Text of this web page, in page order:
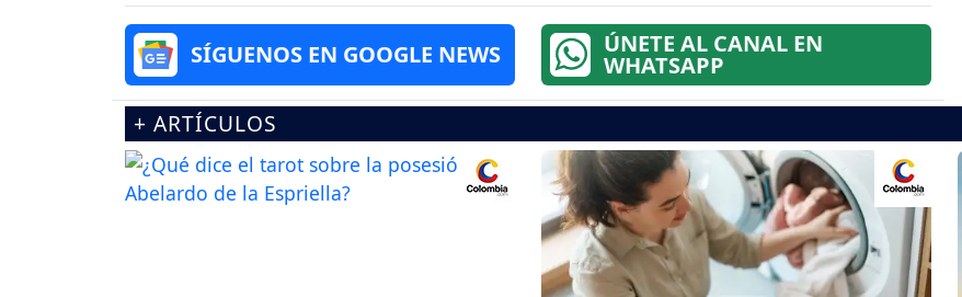
SÍGUENOS EN GOOGLE NEWS ÚNETE AL CANAL EN
WHATSAPP
+ ARTÍCULOS